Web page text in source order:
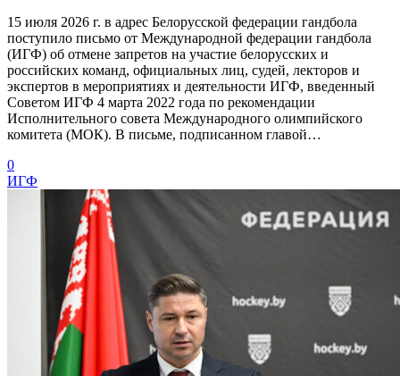
15 июля 2026 г. в адрес Белорусской федерации гандбола
поступило письмо от Международной федерации гандбола
(ИГФ) об отмене запретов на участие белорусских и
российских команд, официальных лиц, судей, лекторов и
экспертов в мероприятиях и деятельности ИГФ, введенный
Советом ИГФ 4 марта 2022 года по рекомендации
Исполнительного совета Международного олимпийского
комитета (МОК). В письме, подписанном главой…
0
ИГФ